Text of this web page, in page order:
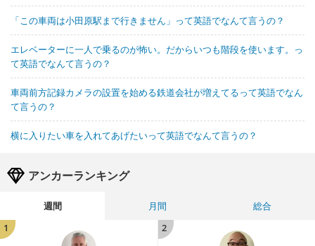
「この車両は小田原駅まで行きません」って英語でなんて言うの？
エレベーターに一人で乗るのが怖い。だからいつも階段を使います。っ
て英語でなんて言うの？
車両前方記録カメラの設置を始める鉄道会社が増えてるって英語でなん
て言うの？
横に入りたい車を入れてあげたいって英語でなんて言うの？
アンカーランキング
週間 月間
総合
1
2